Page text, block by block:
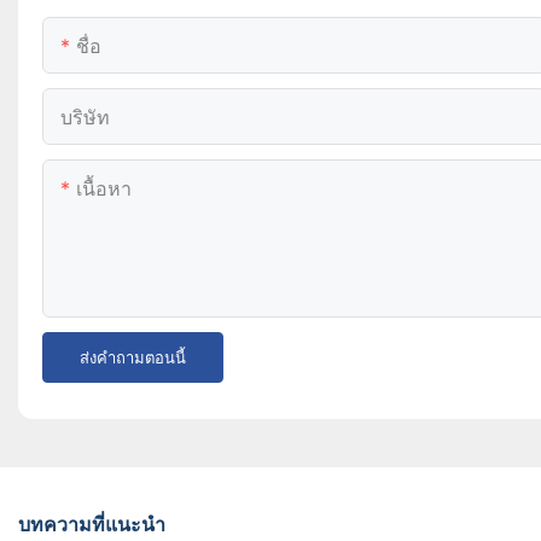
ชื่อ
บริษัท
เนื้อหา
ส่งคำถามตอนนี้
บทความที่แนะนำ